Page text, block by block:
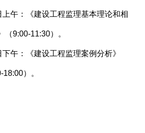
上午：《建设工程监理基本理论和相
（9:00-11:30）。
午：《建设工程监理案例分析》
18:00）。